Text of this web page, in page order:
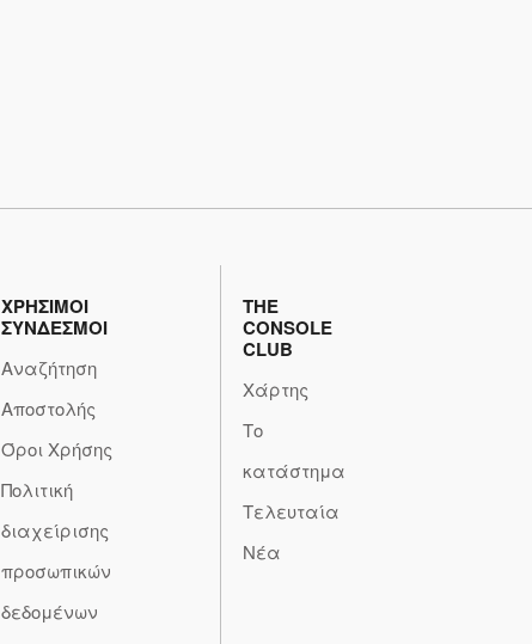
ΧΡΗΣΙΜΟΙ
ΣΥΝΔΕΣΜΟΙ
Αναζήτηση
Αποστολής
Όροι Χρήσης
Πολιτική
διαχείρισης
προσωπικών
δεδομένων
THE
CONSOLE
CLUB
Χάρτης
Το
κατάστημα
Τελευταία
Νέα